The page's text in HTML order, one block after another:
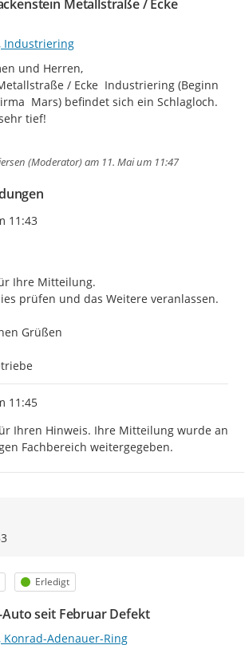
Metallstraße / Ecke
Industriering
und Herren,
/ Ecke  Industriering (Beginn
Mars) befindet sich ein Schlagloch.
tief!
(Moderator)am 11. Mai um 11:47
Erstellens
11:43
Ihre Mitteilung.
prüfen und das Weitere veranlassen.
Grüßen
Erstellens
11:45
Ihren Hinweis. Ihre Mitteilung wurde an
Fachbereich weitergegeben.
Zur Äußerung
Status
Erledigt
Auto seit Februar Defekt
Konrad-Adenauer-Ring